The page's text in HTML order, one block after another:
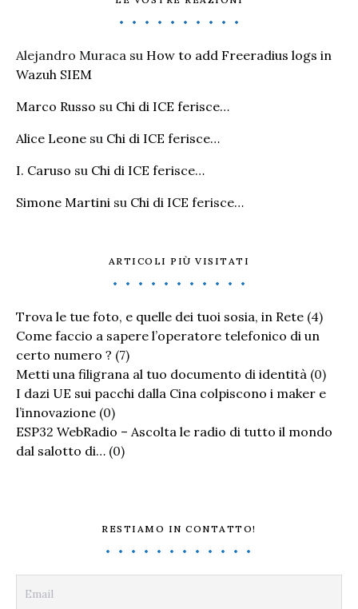
Alejandro Muraca su How to add Freeradius logs in
Wazuh SIEM
Marco Russo su Chi di ICE ferisce…
Alice Leone su Chi di ICE ferisce…
I. Caruso su Chi di ICE ferisce…
Simone Martini su Chi di ICE ferisce…
ARTICOLI PIÙ VISITATI
Trova le tue foto, e quelle dei tuoi sosia, in Rete (4)
Come faccio a sapere l’operatore telefonico di un
certo numero ? (7)
Metti una filigrana al tuo documento di identità (0)
I dazi UE sui pacchi dalla Cina colpiscono i maker e
l’innovazione (0)
ESP32 WebRadio – Ascolta le radio di tutto il mondo
dal salotto di… (0)
RESTIAMO IN CONTATTO!